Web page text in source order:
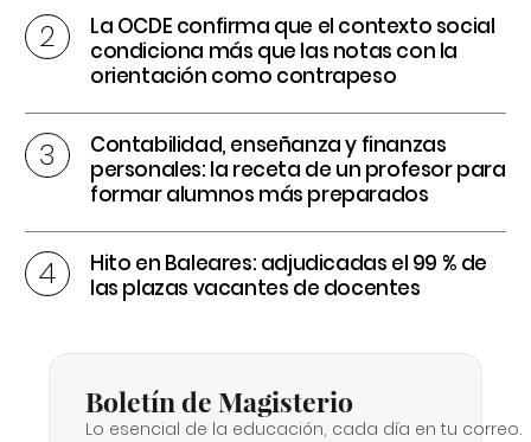
La OCDE confirma que el contexto social
condiciona más que las notas con la
orientación como contrapeso
Contabilidad, enseñanza y finanzas
personales: la receta de un profesor para
formar alumnos más preparados
Hito en Baleares: adjudicadas el 99 % de
las plazas vacantes de docentes
Boletín de Magisterio
Lo esencial de la educación, cada día en tu correo.